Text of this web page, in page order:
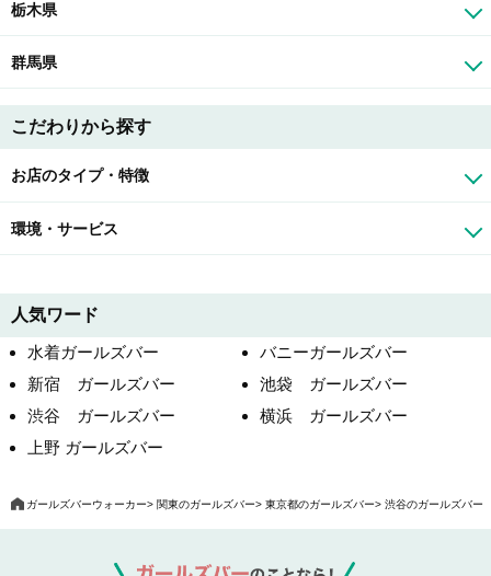
栃木県
群馬県
こだわりから探す
お店のタイプ・特徴
環境・サービス
人気ワード
水着ガールズバー
バニーガールズバー
新宿 ガールズバー
池袋 ガールズバー
渋谷 ガールズバー
横浜 ガールズバー
上野 ガールズバー
ガールズバーウォーカー 関東のガールズバー 東京都のガールズバー 渋谷のガールズバー